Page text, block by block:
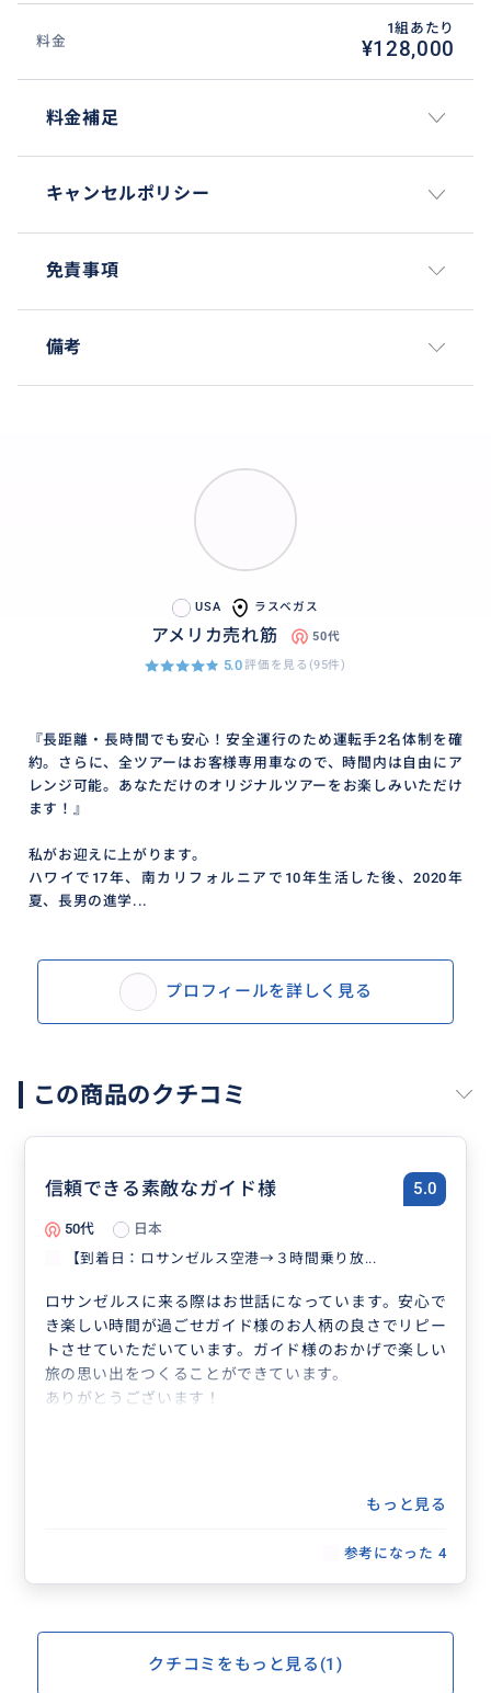
お子様連れでもお自分達のペースで回れるので安心！
観光希望スポットが多くっても大丈夫！
料金
1組あたり
¥128,000
料金補足
キャンセルポリシー
免責事項
備考
USA ラスベガス
アメリカ売れ筋 50代
5.0評価を見る(95件)
『長距離・長時間でも安心！安全運行のため運転手2名体制を確
約。さらに、全ツアーはお客様専用車なので、時間内は自由にア
レンジ可能。あなただけのオリジナルツアーをお楽しみいただけ
ます！』
私がお迎えに上がります。
ハワイで17年、南カリフォルニアで10年生活した後、2020年
夏、長男の進学...
プロフィールを詳しく見る
この商品のクチコミ
信頼できる素敵なガイド様 5.0
50代
日本
【到着日：ロサンゼルス空港→３時間乗り放...
ロサンゼルスに来る際はお世話になっています。安心で
き楽しい時間が過ごせガイド様のお人柄の良さでリピー
トさせていただいています。ガイド様のおかげで楽しい
旅の思い出をつくることができています。
ありがとうございます！
もっと見る
参考になった 4
クチコミをもっと見る(1)